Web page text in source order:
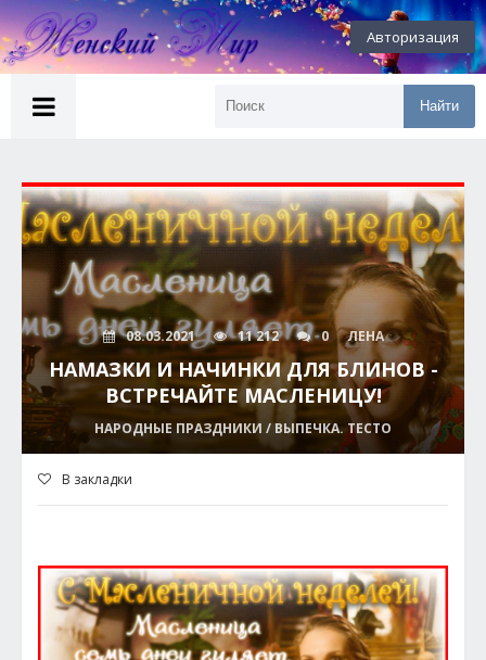
Авторизация
Найти
08.03.2021 11 212 0 ЛЕНА
НАМАЗКИ И НАЧИНКИ ДЛЯ БЛИНОВ -
ВСТРЕЧАЙТЕ МАСЛЕНИЦУ!
НАРОДНЫЕ ПРАЗДНИКИ / ВЫПЕЧКА. ТЕСТО
В закладки